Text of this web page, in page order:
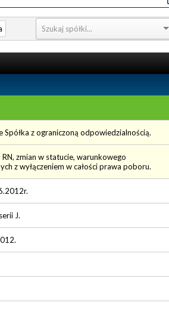
z ograniczoną odpowiedzialnością.
zmian w statucie, warunkowego
z wyłączeniem w całości prawa poboru.
J.